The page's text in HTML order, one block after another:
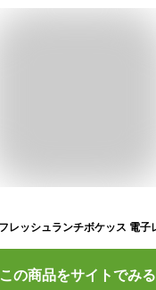
この商品をサイトでみる